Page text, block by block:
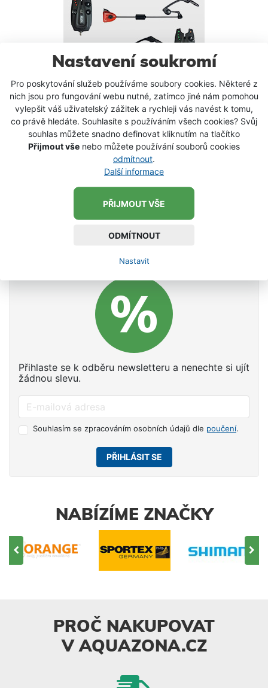
Nastavení soukromí
Pro poskytování služeb používáme soubory cookies. Některé z
nich jsou pro fungování webu nutné, zatímco jiné nám pomohou
vylepšit váš uživatelský zážitek a rychleji vás navést k tomu,
co právě hledáte. Souhlasíte s používáním všech cookies? Svůj
souhlas můžete snadno definovat kliknutím na tlačítko
Přijmout vše nebo můžete používání souborů cookies
odmítnout
Další informace
PŘIJMOUT VŠE
ODMÍTNOUT
Nastavit
NENECHTE SI UJÍT SLEVY
Přihlaste se k odběru newsletteru a nenechte si ujít
žádnou slevu.
Souhlasím se zpracováním osobních údajů dle poučení.
PŘIHLÁSIT SE
NABÍZÍME ZNAČKY
PROČ NAKUPOVAT
V AQUAZONA.CZ